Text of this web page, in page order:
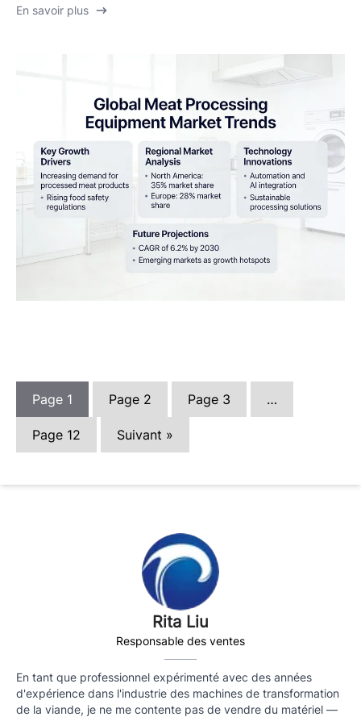
Rita Liu
Responsable des ventes
En tant que professionnel expérimenté avec des années
d'expérience dans l'industrie des machines de transformation
de la viande, je ne me contente pas de vendre du matériel —
En savoir plus
Page 1 Page 2 Page 3 …
Page 12 Suivant »